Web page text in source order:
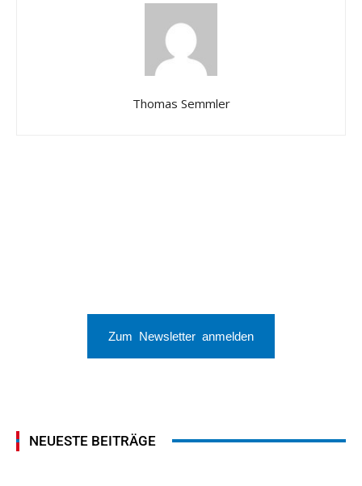
Thomas Semmler
Zum Newsletter anmelden
NEUESTE BEITRÄGE